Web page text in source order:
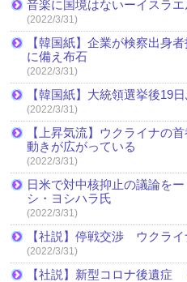
音楽に国境はないーイスラエ
(2022/3/31)
【韓国紙】企業が検察出身
に備え布石
(2022/3/31)
【韓国紙】大統領選挙後19
(2022/3/31)
【上昇気流】ウクライナの
動きが広がっている
(2022/3/31)
日米で対中核抑止の議論を
シ・ヨシハラ氏
(2022/3/31)
【社説】停戦交渉 ウクラ
(2022/3/31)
【社説】新型コロナ後遺症